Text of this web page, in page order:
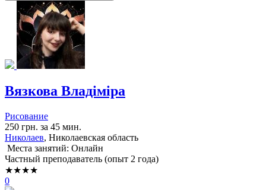
Вязкова Владіміра
Рисование
250 грн. за 45 мин.
Николаев, Николаевская область
Места занятий: Онлайн
Частный преподаватель (опыт 2 года)
★★★★
0